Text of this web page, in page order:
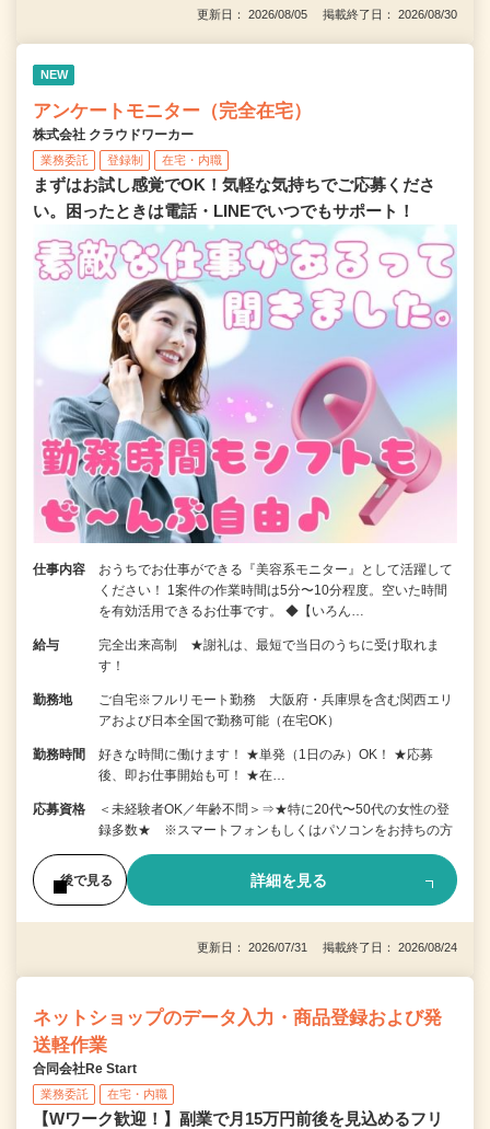
更新日： 2026/08/05 掲載終了日： 2026/08/30
NEW
アンケートモニター（完全在宅）
株式会社 クラウドワーカー
業務委託 登録制 在宅・内職
まずはお試し感覚でOK！気軽な気持ちでご応募くださ
い。困ったときは電話・LINEでいつでもサポート！
仕事内容
おうちでお仕事ができる『美容系モニター』として活躍して
ください！ 1案件の作業時間は5分〜10分程度。空いた時間
を有効活用できるお仕事です。 ◆【いろん…
給与
完全出来高制 ★謝礼は、最短で当日のうちに受け取れま
す！
勤務地
ご自宅※フルリモート勤務 大阪府・兵庫県を含む関西エリ
アおよび日本全国で勤務可能（在宅OK）
勤務時間
好きな時間に働けます！ ★単発（1日のみ）OK！ ★応募
後、即お仕事開始も可！ ★在…
応募資格
＜未経験者OK／年齢不問＞⇒★特に20代〜50代の女性の登
録多数★ ※スマートフォンもしくはパソコンをお持ちの方
後で見る 詳細を見る
更新日： 2026/07/31 掲載終了日： 2026/08/24
ネットショップのデータ入力・商品登録および発
送軽作業
合同会社Re Start
業務委託 在宅・内職
【Wワーク歓迎！】副業で月15万円前後を見込めるフリ